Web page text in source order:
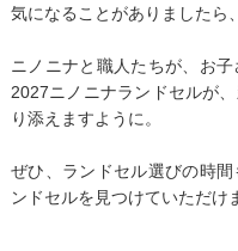
気になることがありましたら
ニノニナと職人たちが、お
2027ニノニナランドセルが、
り添えますように。
ぜひ、ランドセル選びの時間
ンドセルを見つけていただけ